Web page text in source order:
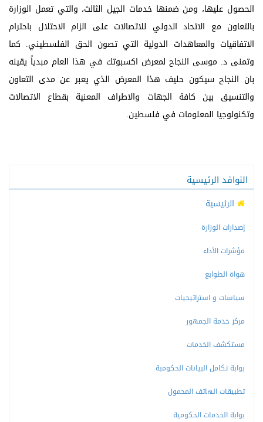
الحصول عليها، ومن ضمنها خدمات الجيل الثالث، والتي تعمل الوزارة
بالتعاون مع الاتحاد الدولي للاتصالات على الزام الاحتلال باحترام
الاتفاقيات والمعاهدات الدولية التي تصون الحق الفلسطيني. كما
وتمنى د. موسى النجاح لمعرض اكسبوتك في هذا العام مبدياً يقينه
بان النجاح سيكون حليف هذا المعرض الذي يعبر عن مدى التعاون
والتنسيق بين كافة الجهات والاطراف المعنية بقطاع الاتصالات
وتكنولوجيا المعلومات في فلسطين.
النوافد الرئيسية
الرئيسية
إصدارات الوزارة
مؤشرات الأداء
هواة الطوابع
سياسات و استراتيجيات
مركز خدمة الجمهور
مستكشف الخدمات
بوابة تكامل البيانات الحكومبة
تطبيقات الهاتف المحمول
بوابة الخدمات الحكومية